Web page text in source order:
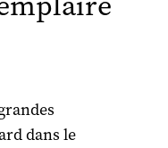
Email
dans le